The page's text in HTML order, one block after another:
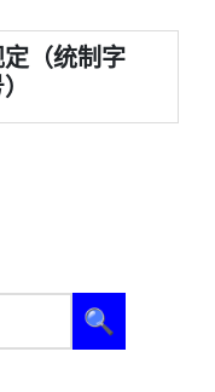
（统制字
🔍